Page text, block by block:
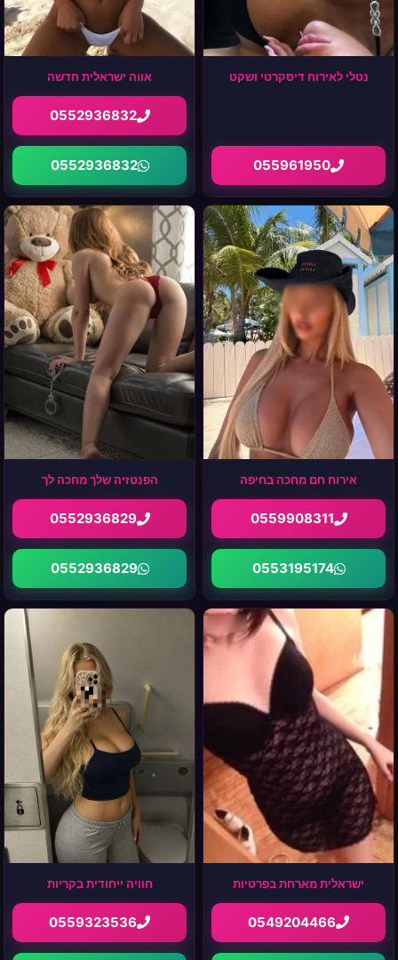
נטלי לאירוח דיסקרטי ושקט
055961950
אווה ישראלית חדשה
0552936832
0552936832
אירוח חם מחכה בחיפה
0559908311
0553195174
הפנטזיה שלך מחכה לך
0552936829
0552936829
ישראלית מארחת בפרטיות
0549204466
חוויה ייחודית בקריות
0559323536